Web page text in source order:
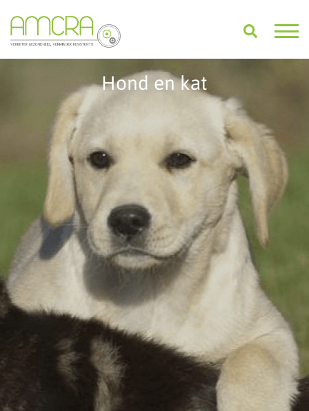
Hond en kat